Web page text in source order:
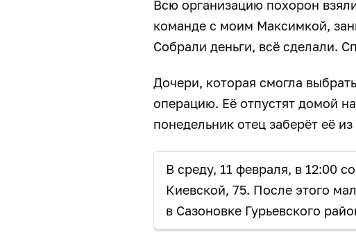
Всю организацию похорон
команде с моим Максимкой,
Собрали деньги, всё сделали.
Дочери, которая смогла
операцию. Её отпустят домой
понедельник отец заберёт её
В среду, 11 февраля, в 12:00
Киевской, 75. После этого
в Сазоновке Гурьевского